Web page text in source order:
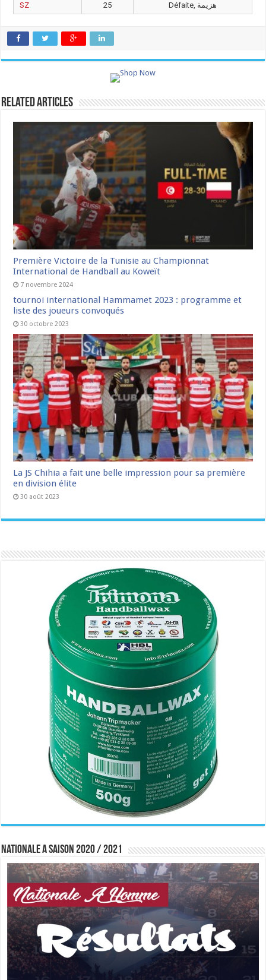
SZ
25 Défaite, هزيمة
Related Articles
Première Victoire de la Tunisie au Championnat
International de Handball au Koweït
7 novembre 2024
tournoi international Hammamet 2023 : programme et
liste des joueurs convoqués
30 octobre 2023
La JS Chihia a fait une belle impression pour sa première
en division élite
30 août 2023
Nationale A saison 2020 / 2021